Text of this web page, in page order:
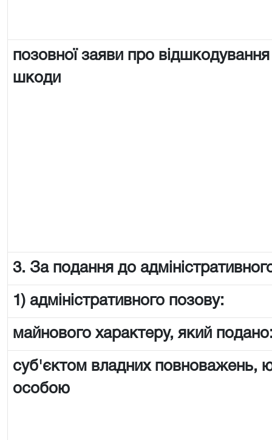
позовної заяви про
шкоди
3. За подання до
1) адміністративного позову:
майнового характеру, який
суб'єктом владних повноважень,
особою